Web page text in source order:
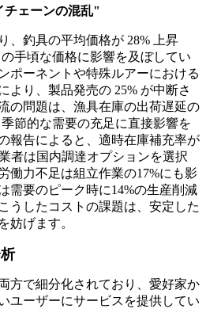
チェーンの混乱"
、釣具の平均価格が 28% 上昇
手頃な価格に影響を及ぼしてい
ポーネントや特殊ルアーにおける
より、製品発売の 25% が中断さ
の問題は、漁具在庫の出荷遅延の
節的な需要の充足に直接影響を
報告によると、適時在庫補充率が
者は国内調達オプションを選択
働力不足は組立作業の17%にも影
需要のピーク時に14%の生産削減
うしたコストの課題は、安定した
妨げます。
方で細分化されており、愛好家か
ユーザーにサービスを提供してい